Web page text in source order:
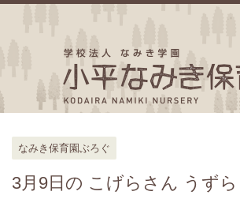
なみき保育園ぶろぐ
3月9日の こげらさん うず